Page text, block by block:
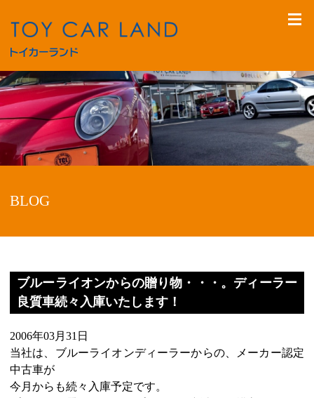
BLOG
ブルーライオンからの贈り物・・・。ディーラー
良質車続々入庫いたします！
2006年03月31日
当社は、ブルーライオンディーラーからの、メーカー認定
中古車が
今月からも続々入庫予定です。